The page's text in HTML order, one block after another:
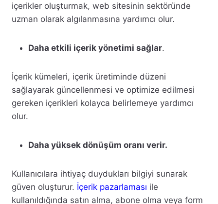
içerikler oluşturmak, web sitesinin sektöründe
uzman olarak algılanmasına yardımcı olur.
Daha etkili içerik yönetimi sağlar.
İçerik kümeleri, içerik üretiminde düzeni
sağlayarak güncellenmesi ve optimize edilmesi
gereken içerikleri kolayca belirlemeye yardımcı
olur.
Daha yüksek dönüşüm oranı verir.
Kullanıcılara ihtiyaç duydukları bilgiyi sunarak
güven oluşturur. İçerik pazarlaması ile
kullanıldığında satın alma, abone olma veya form